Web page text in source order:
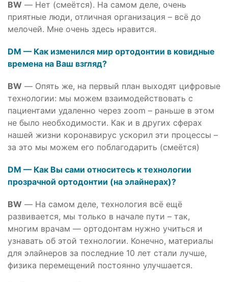
BW — Нет (смеётся). На самом деле, очень
приятные люди, отличная организация – всё до
мелочей. Мне очень здесь нравится.
DM — Как изменился мир ортодонтии в ковидные
времена на Ваш взгляд?
BW — Опять же, на первый план выходят цифровые
технологии: мы можем взаимодействовать с
пациентами удаленно через zoom – раньше в этом
не было необходимости. Как и в других сферах
нашей жизни коронавирус ускорил эти процессы –
за это мы можем его поблагодарить (смеётся)
DM — Как Вы сами относитесь к технологии
прозрачной ортодонтии (на элайнерах)?
BW — На самом деле, технология всё ещё
развивается, мы только в начале пути – так,
многим врачам — ортодонтам нужно учиться и
узнавать об этой технологии. Конечно, материалы
для элайнеров за последние 10 лет стали лучше,
физика перемещений постоянно улучшается.